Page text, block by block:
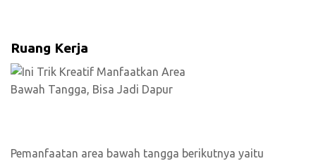
Ruang Kerja
Pemanfaatan area bawah tangga berikutnya yaitu